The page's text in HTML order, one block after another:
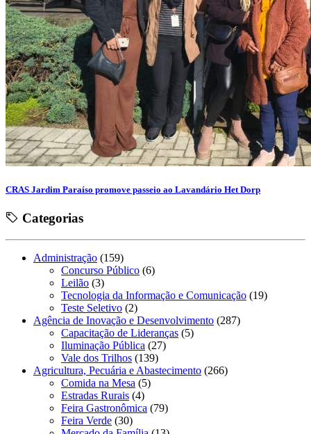
CRAS Jardim Paraíso promove passeio ao Lavandário Het Dorp
Categorias
Administração (159)
Concurso Público (6)
Leilão (3)
Tecnologia da Informação e Comunicação (19)
Teste Seletivo (2)
Agência de Inovação e Desenvolvimento (287)
Capacitação de Lideranças (5)
Iluminação Pública (27)
Vale dos Trilhos (139)
Agricultura, Pecuária e Abastecimento (266)
Comida na Mesa (5)
Estradas Rurais (4)
Feira Gastronômica (79)
Feira Verde (30)